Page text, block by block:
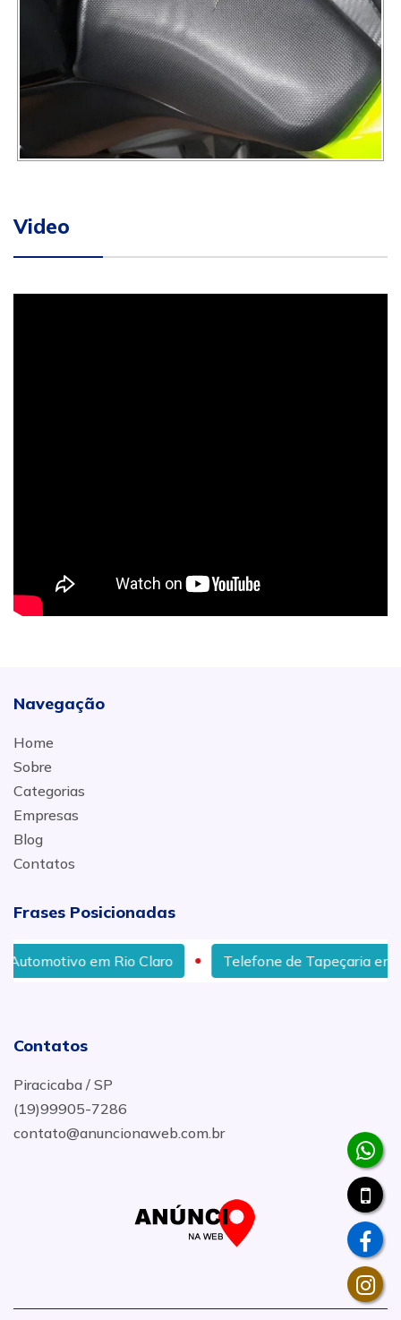
Video
Navegação
Home
Sobre
Categorias
Empresas
Blog
Contatos
Frases Posicionadas
Claro Telefone de Tapeçaria em Rio Claro
Contatos
Piracicaba / SP
(19)99905-7286
contato@anuncionaweb.com.br